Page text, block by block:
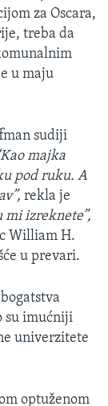
za Oscara,
treba da
u maju
sudiji
majka
pod ruku. A
rekla je
mi izreknete”,
William H.
u prevari.
su imućniji
univerzitete
optuženom